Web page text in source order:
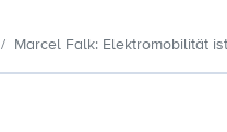
Marcel Falk: Elektromobilität